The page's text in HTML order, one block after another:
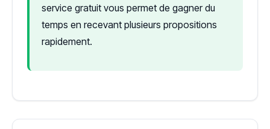
service gratuit vous permet de gagner du
temps en recevant plusieurs propositions
rapidement.